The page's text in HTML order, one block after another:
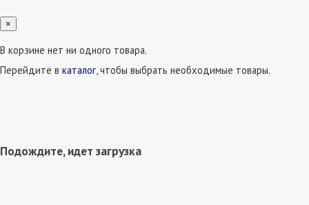
×
В корзине нет ни одного товара.
Перейдите в каталог, чтобы выбрать необходимые товары.
Подождите, идет загрузка